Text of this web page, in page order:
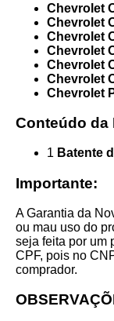
Chevrolet
Chevrolet
Chevrolet
Chevrolet
Chevrolet
Chevrolet
Chevrolet
Conteúdo da
1 Batente
Importante:
A Garantia da
ou mau uso do
seja feita por um
CPF, pois no
comprador.